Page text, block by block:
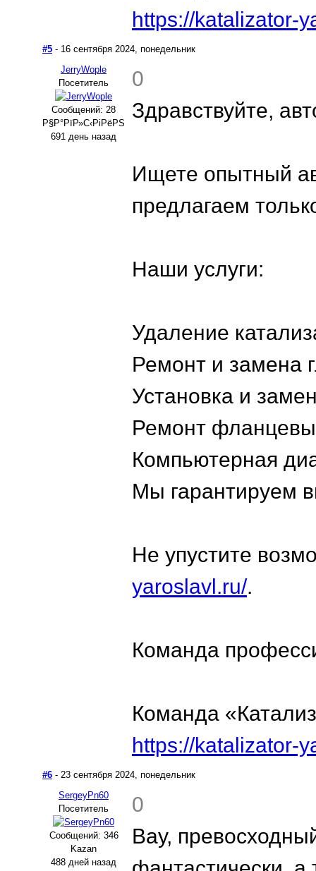
https://katalizator-
#5 - 16 сентября 2024, понедельник
JerryWople
Посетитель
Сообщений: 28
Р§Р°РїР»С‹РіРёРЅ
691 день назад
0
Здравствуйте,
Ищете опытный
предлагаем
Наши услуги:
Удаление
Ремонт и замена
Установка и
Ремонт
Компьютерная
Мы гарантируем
Не упустите
yaroslavl.ru/.
Команда
Команда
https://katalizator-
#6 - 23 сентября 2024, понедельник
SergeyPn60
Посетитель
Сообщений: 346
Kazan
488 дней назад
0
Вау,